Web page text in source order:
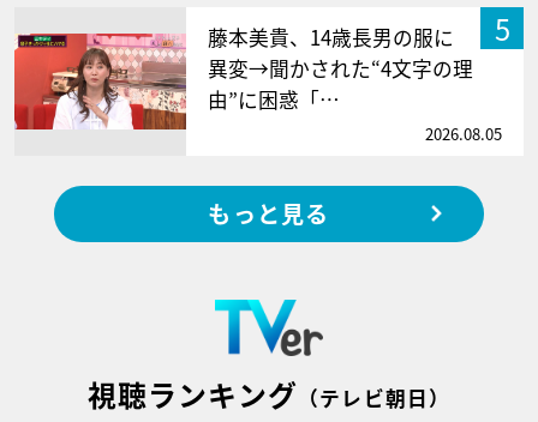
5
藤本美貴、14歳長男の服に
異変→聞かされた“4文字の理
由”に困惑「…
2026.08.05
もっと見る
視聴ランキング （テレビ朝日）